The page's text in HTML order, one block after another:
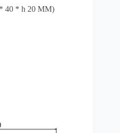
40 * h 20 MM)